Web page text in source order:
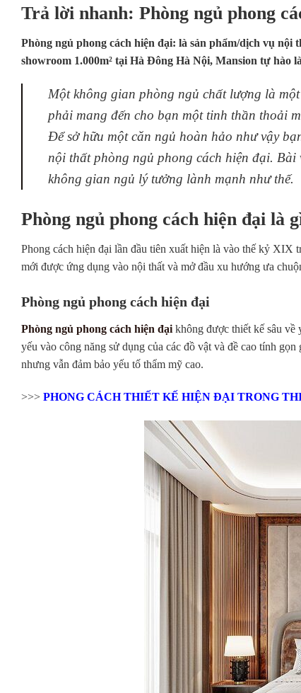
Trả lời nhanh: Phòng ngủ phong
Phòng ngủ phong cách hiện đại: là sản phẩm/dịch vụ nội
showroom 1.000m² tại Hà Đông Hà Nội, Mansion tự hào
Một không gian phòng ngủ chất lượng là
phải mang đến cho bạn một tinh thần thoải
Để sở hữu một căn ngủ hoàn hảo như vậy
nội thất phòng ngủ phong cách hiện đại. Bài
không gian ngủ lý tưởng lành mạnh như thế.
Phòng ngủ phong cách hiện đại là
Phong cách hiện đại lần đầu tiên xuất hiện là vào thế kỷ
mới được ứng dụng vào nội thất và mở đầu xu hướng ưa
Phòng ngủ phong cách hiện đại
Phòng ngủ phong cách hiện đại không được thiết kế sâu về
yếu vào công năng sử dụng của các đồ vật và đề cao tính
nhưng vẫn đảm bảo yếu tố thẩm mỹ cao.
>>> PHONG CÁCH THIẾT KẾ HIỆN ĐẠI TRONG